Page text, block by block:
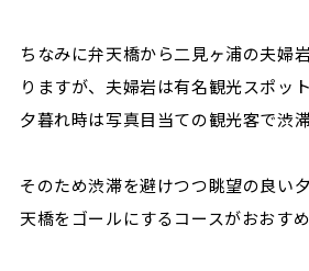
ちなみに弁天橋から二見ヶ浦の夫婦
りますが、夫婦岩は有名観光スポッ
夕暮れ時は写真目当ての観光客で渋滞
そのため渋滞を避けつつ眺望の良い
天橋をゴールにするコースがおおすめ